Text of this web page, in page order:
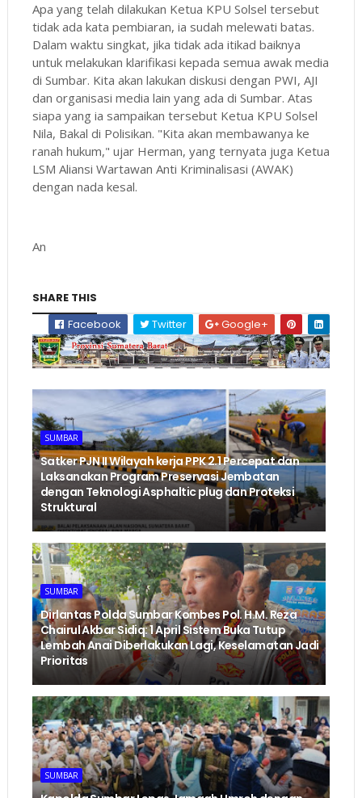
Apa yang telah dilakukan Ketua KPU Solsel tersebut
tidak ada kata pembiaran, ia sudah melewati batas.
Dalam waktu singkat, jika tidak ada itikad baiknya
untuk melakukan klarifikasi kepada semua awak media
di Sumbar. Kita akan lakukan diskusi dengan PWI, AJI
dan organisasi media lain yang ada di Sumbar. Atas
siapa yang ia sampaikan tersebut Ketua KPU Solsel
Nila, Bakal di Polisikan. "Kita akan membawanya ke
ranah hukum," ujar Herman, yang ternyata juga Ketua
LSM Aliansi Wartawan Anti Kriminalisasi (AWAK)
dengan nada kesal.
An
SHARE THIS
Facebook
Twitter Google+
SUMBAR
‎Satker PJN II Wilayah kerja PPK 2.1 Percepat dan
Laksanakan Program Preservasi Jembatan
dengan Teknologi Asphaltic plug dan Proteksi
Struktural ‎
SUMBAR
Dirlantas Polda Sumbar Kombes Pol. H.M. Reza
Chairul Akbar Sidiq: 1 April Sistem Buka Tutup
Lembah Anai Diberlakukan Lagi, Keselamatan Jadi
Prioritas
SUMBAR